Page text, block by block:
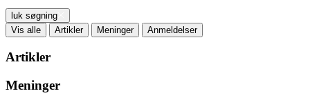
luk søgning
Vis alle
Artikler Meninger Anmeldelser
Artikler
Meninger